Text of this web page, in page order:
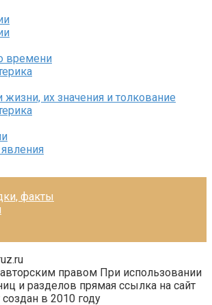
времени
жизни, их значения и толкование
факты
правом При использовании
и разделов прямая ссылка на сайт
создан в 2010 году